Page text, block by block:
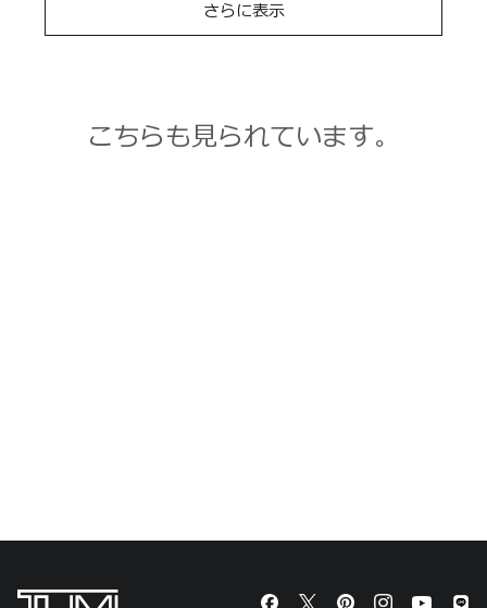
さらに表示
こちらも見られています。